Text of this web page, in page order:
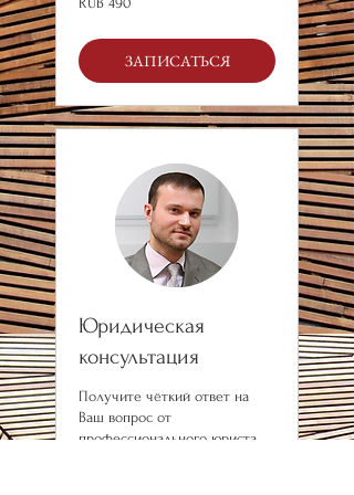
Russian
ЗАПИСАТЬСЯ
Юридическая
консультация
Получите чёткий ответ на
Ваш вопрос от
профессионального юриста